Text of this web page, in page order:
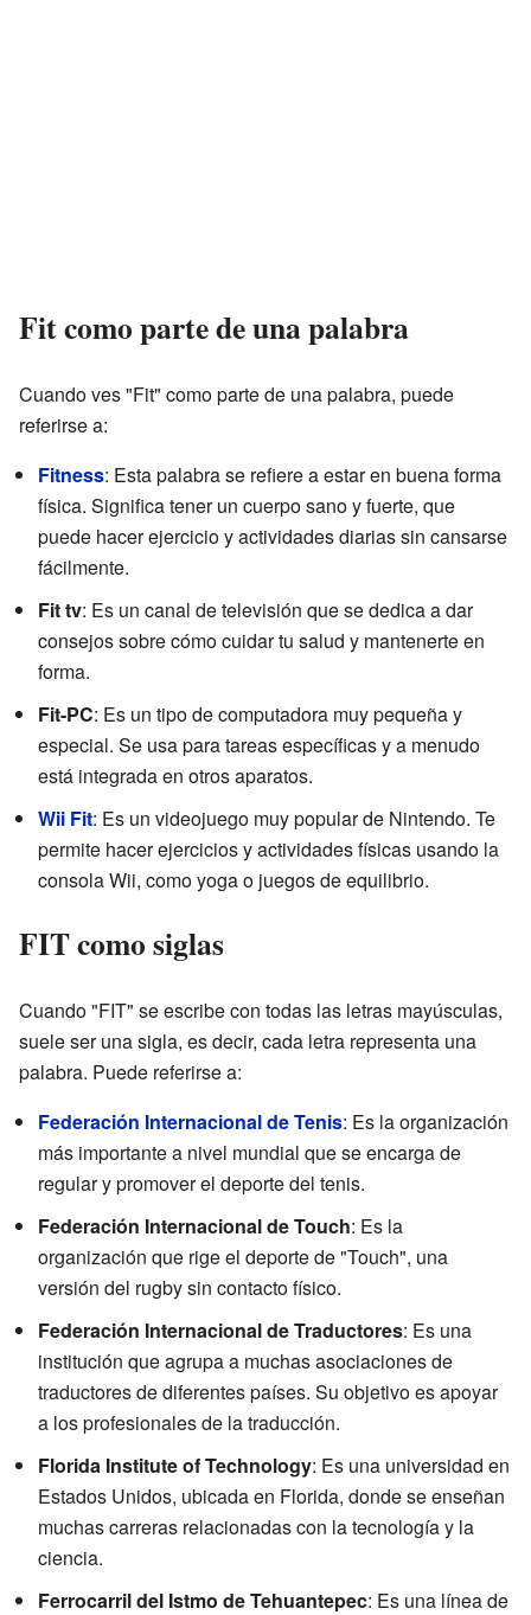
Fit como parte de una palabra
Cuando ves "Fit" como parte de una palabra, puede
referirse a:
Fitness: Esta palabra se refiere a estar en buena forma
física. Significa tener un cuerpo sano y fuerte, que
puede hacer ejercicio y actividades diarias sin cansarse
fácilmente.
Fit tv: Es un canal de televisión que se dedica a dar
consejos sobre cómo cuidar tu salud y mantenerte en
forma.
Fit-PC: Es un tipo de computadora muy pequeña y
especial. Se usa para tareas específicas y a menudo
está integrada en otros aparatos.
Wii Fit: Es un videojuego muy popular de Nintendo. Te
permite hacer ejercicios y actividades físicas usando la
consola Wii, como yoga o juegos de equilibrio.
FIT como siglas
Cuando "FIT" se escribe con todas las letras mayúsculas,
suele ser una sigla, es decir, cada letra representa una
palabra. Puede referirse a:
Federación Internacional de Tenis: Es la organización
más importante a nivel mundial que se encarga de
regular y promover el deporte del tenis.
Federación Internacional de Touch: Es la
organización que rige el deporte de "Touch", una
versión del rugby sin contacto físico.
Federación Internacional de Traductores: Es una
institución que agrupa a muchas asociaciones de
traductores de diferentes países. Su objetivo es apoyar
a los profesionales de la traducción.
Florida Institute of Technology: Es una universidad en
Estados Unidos, ubicada en Florida, donde se enseñan
muchas carreras relacionadas con la tecnología y la
ciencia.
Ferrocarril del Istmo de Tehuantepec: Es una línea de